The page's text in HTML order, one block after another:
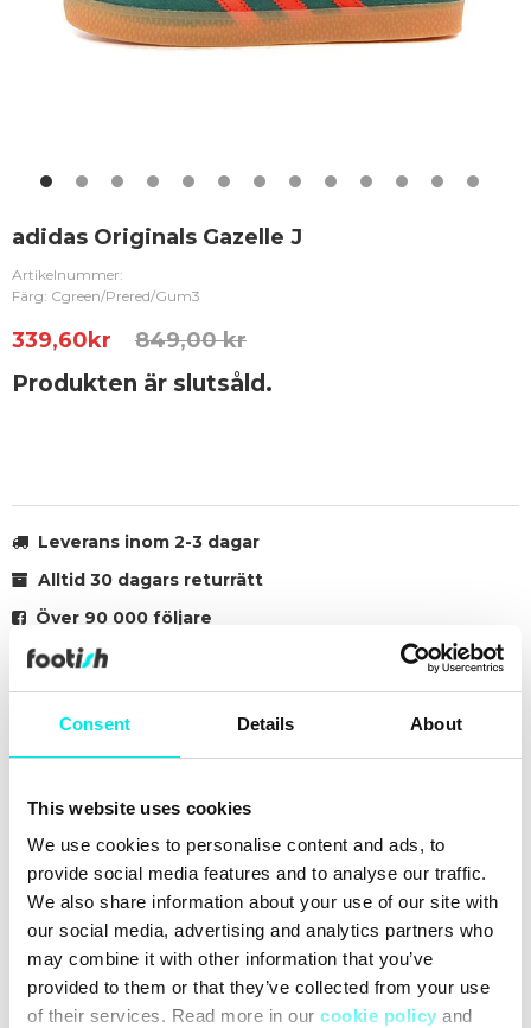
Consent Details About
This website uses cookies
We use cookies to personalise content and ads, to
provide social media features and to analyse our traffic.
We also share information about your use of our site with
our social media, advertising and analytics partners who
may combine it with other information that you’ve
provided to them or that they’ve collected from your use
of their services. Read more in our cookie policy and
adidas Originals Gazelle J
Artikelnummer:
Färg: Cgreen/Prered/Gum3
339,60kr 849,00 kr
Produkten är slutsåld.
Leverans inom 2-3 dagar
Alltid 30 dagars returrätt
Över 90 000 följare
Grundat 2007
#sneakers #retro #green
Rengöring Leveranser Storleksguide